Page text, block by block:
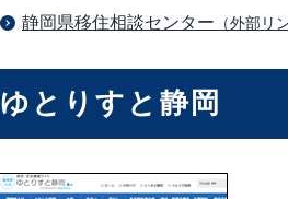
静岡県移住相談センター （外部リ
ゆとりすと静岡